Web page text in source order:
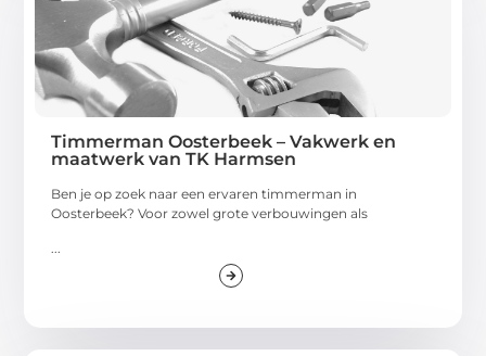
Timmerman Oosterbeek – Vakwerk en
maatwerk van TK Harmsen
Ben je op zoek naar een ervaren timmerman in
Oosterbeek? Voor zowel grote verbouwingen als
...